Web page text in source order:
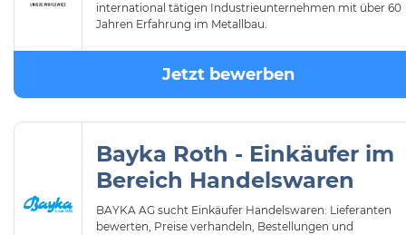
international tätigen Industrieunternehmen mit über 60
Jahren Erfahrung im Metallbau.
Jetzt bewerben
Bayka Roth - Einkäufer im
Bereich Handelswaren
BAYKA AG sucht Einkäufer Handelswaren: Lieferanten
bewerten, Preise verhandeln, Bestellungen und